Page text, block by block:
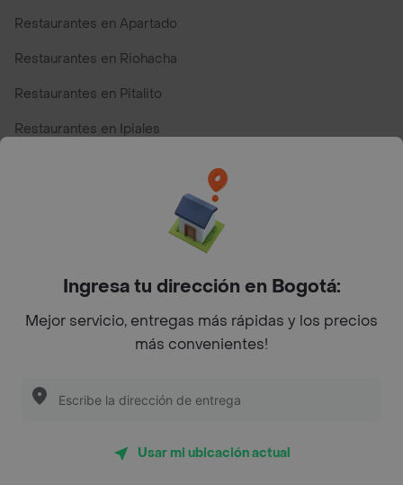
Restaurantes en Apartado
Restaurantes en Riohacha
Restaurantes en Pitalito
Restaurantes en Ipiales
Top Marcas y Cadenas de Restaurantes
Encuéntranos en estos países
App Store Google play
Restaurantes cerca de mi para pedir Comida a Domicilio -
Ingresa tu dirección en Bogotá:
Mejor servicio, entregas más rápidas y los precios
más convenientes!
Usar mi ubicación actual